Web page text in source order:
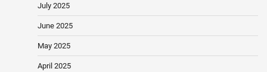
July 2025
June 2025
May 2025
April 2025